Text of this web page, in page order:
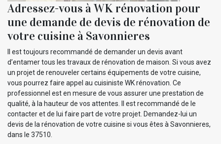
Adressez-vous à WK rénovation pour
une demande de devis de rénovation de
votre cuisine à Savonnieres
Il est toujours recommandé de demander un devis avant
d’entamer tous les travaux de rénovation de maison. Si vous avez
un projet de renouveler certains équipements de votre cuisine,
vous pourrez faire appel au cuisiniste WK rénovation. Ce
professionnel est en mesure de vous assurer une prestation de
qualité, à la hauteur de vos attentes. Il est recommandé de le
contacter et de lui faire part de votre projet. Demandez-lui un
devis de la rénovation de votre cuisine si vous êtes à Savonnieres,
dans le 37510.